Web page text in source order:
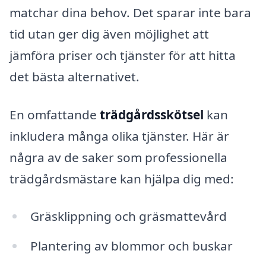
matchar dina behov. Det sparar inte bara
tid utan ger dig även möjlighet att
jämföra priser och tjänster för att hitta
det bästa alternativet.
En omfattande trädgårdsskötsel kan
inkludera många olika tjänster. Här är
några av de saker som professionella
trädgårdsmästare kan hjälpa dig med:
Gräsklippning och gräsmattevård
Plantering av blommor och buskar